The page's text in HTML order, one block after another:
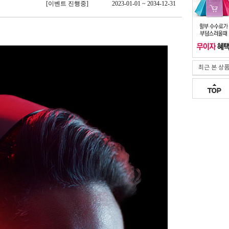
[이벤트 진행중] 2023-01-01 ~ 2034-12-31
최근 본 상품